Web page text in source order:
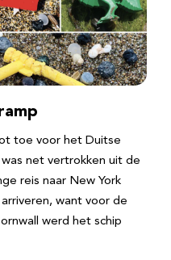
toe voor het Duitse
net vertrokken uit de
reis naar New York
want voor de
werd het schip